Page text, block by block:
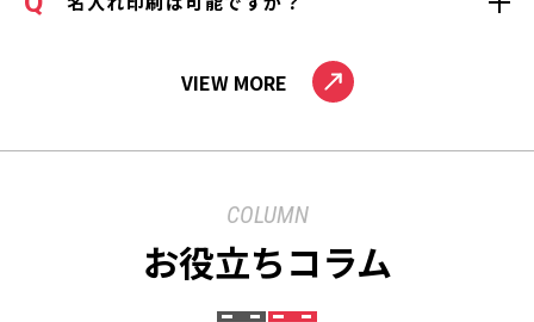
VIEW MORE
COLUMN
お役立ちコラム